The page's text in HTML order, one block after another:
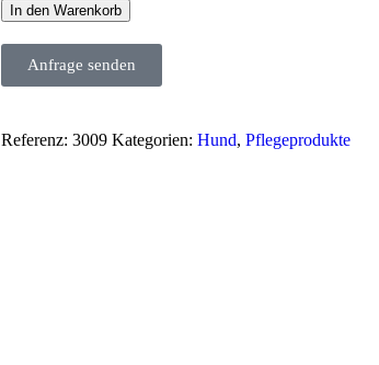
In den Warenkorb
Anfrage senden
Referenz: 3009 Kategorien: Hund, Pflegeprodukte